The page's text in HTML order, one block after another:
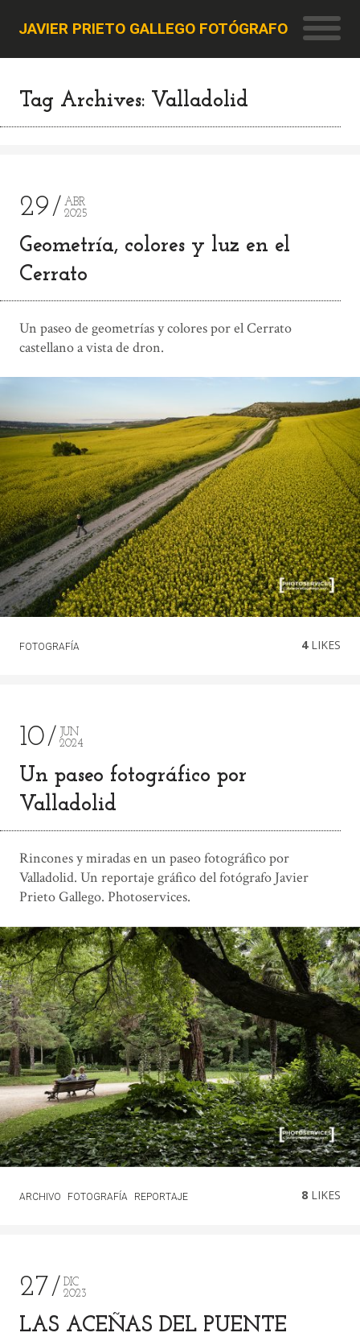
JAVIER PRIETO GALLEGO FOTÓGRAFO
Tag Archives: Valladolid
29
ABR
2025
Geometría, colores y luz en el
Cerrato
Un paseo de geometrías y colores por el Cerrato
castellano a vista de dron.
FOTOGRAFÍA 4LIKES
10
JUN
2024
Un paseo fotográfico por
Valladolid
Rincones y miradas en un paseo fotográfico por
Valladolid. Un reportaje gráfico del fotógrafo Javier
Prieto Gallego. Photoservices.
ARCHIVO FOTOGRAFÍA REPORTAJE 8 LIKES
27
DIC
2023
LAS ACEÑAS DEL PUENTE